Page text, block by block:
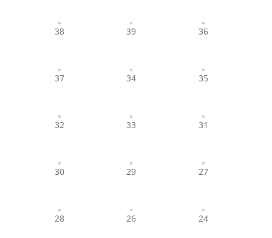
38 39 36
37 34 35
32 33 31
30 29 27
28 26 24